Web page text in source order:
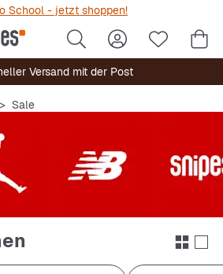
School - jetzt shoppen!
Versand mit der Post
Sale